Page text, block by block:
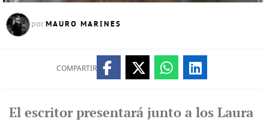
por MAURO MARINES
COMPARTIR
El escritor presentará junto a los Laura